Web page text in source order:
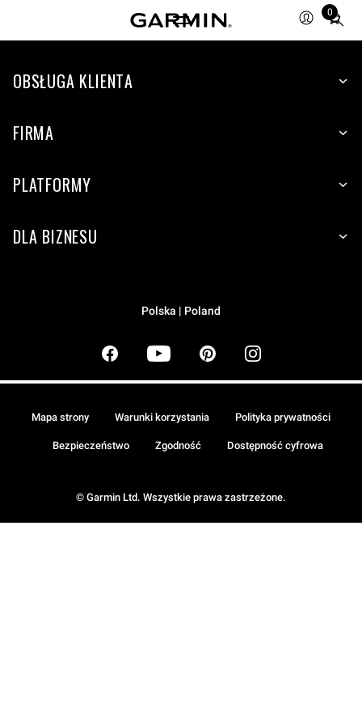
0
Total
items
cart:
OBSŁUGA KLIENTA
FIRMA
PLATFORMY
DLA BIZNESU
Polska | Poland
© Garmin Ltd. Wszystkie prawa zastrzeżone.
Mapa strony Warunki korzystania Polityka prywatności
Bezpieczeństwo Zgodność Dostępność cyfrowa